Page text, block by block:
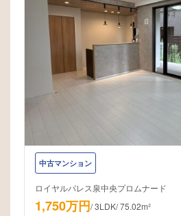
中古マンション
ロイヤルパレス泉中央プロムナード
1,750万円/3LDK/75.02m²